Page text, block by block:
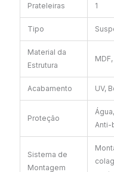
Prateleiras 1
Tipo
Material da
Estrutura
Acabamento UV,
Proteção
Anti-
Sistema de
Montagem